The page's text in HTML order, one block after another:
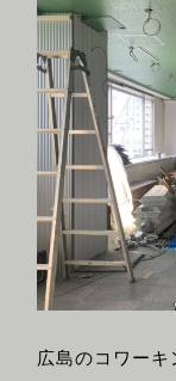
広島のコワー